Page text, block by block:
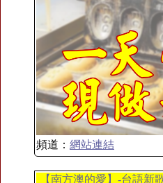
頻道： 網站連結
【南方澳的愛】-台語新